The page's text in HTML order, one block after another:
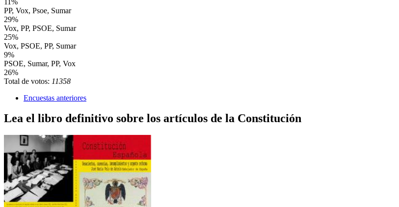
PP, Vox, Psoe, Sumar
29%
Vox, PP, PSOE, Sumar
25%
Vox, PSOE, PP, Sumar
9%
PSOE, Sumar, PP, Vox
26%
Total de votos: 11358
Encuestas anteriores
Lea el libro definitivo sobre los artículos de la Constitución